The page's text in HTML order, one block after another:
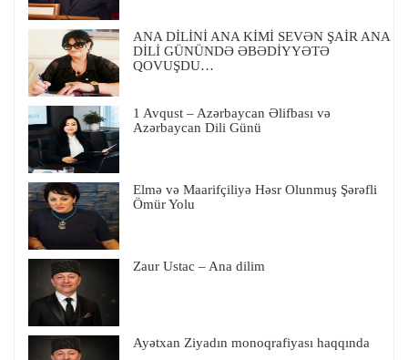
ANA DİLİNİ ANA KİMİ SEVƏN ŞAİR ANA
DİLİ GÜNÜNDƏ ƏBƏDİYYƏTƏ
QOVUŞDU…
1 Avqust – Azərbaycan Əlifbası və
Azərbaycan Dili Günü
Elmə və Maarifçiliyə Həsr Olunmuş Şərəfli
Ömür Yolu
Zaur Ustac – Ana dilim
Ayətxan Ziyadın monoqrafiyası haqqında